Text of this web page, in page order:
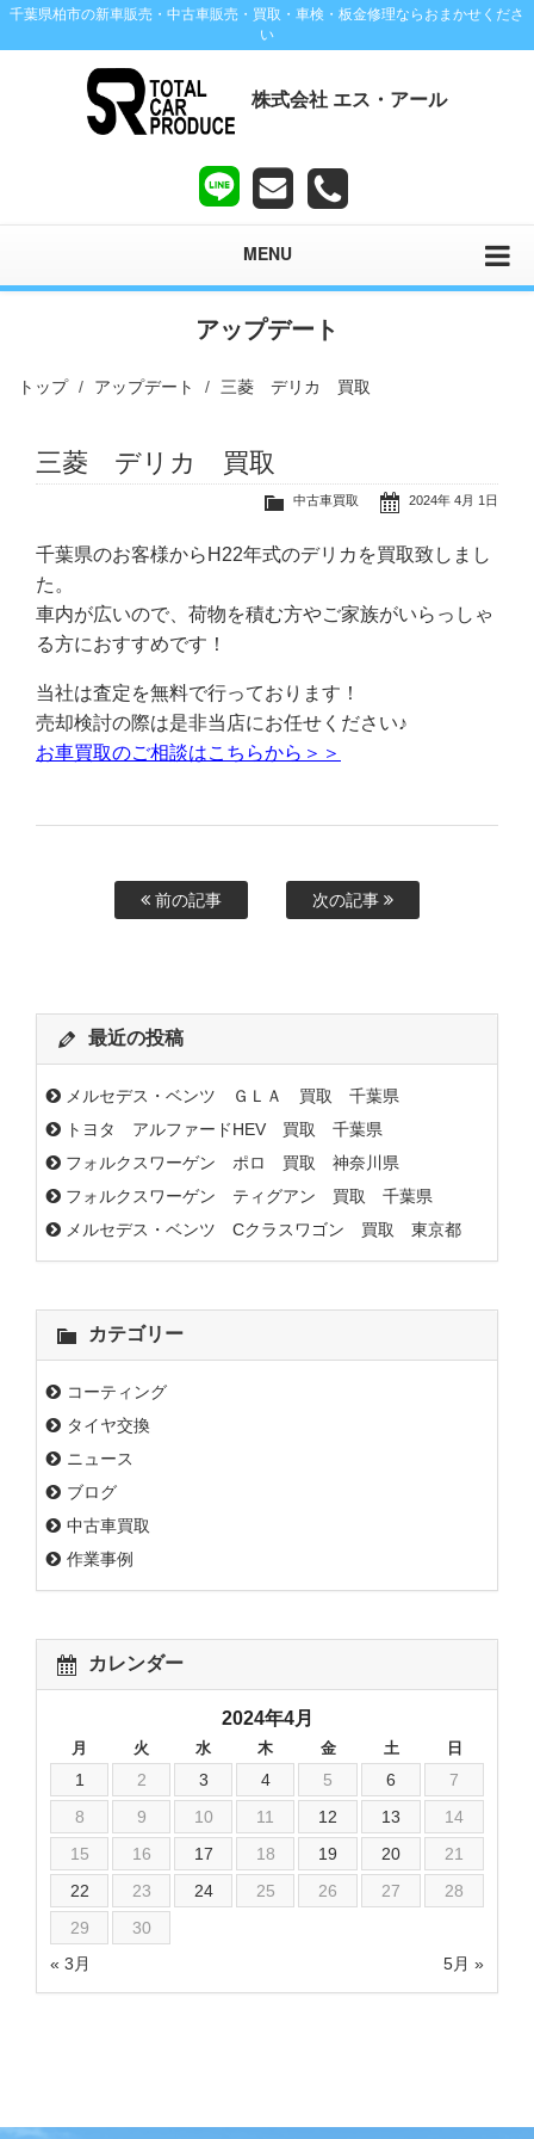
千葉県柏市の新車販売・中古車販売・買取・車検・板金修理ならおまかせくださ
い
株式会社 エス・アール
MENU
アップデート
トップ アップデート 三菱 デリカ 買取
三菱 デリカ 買取
2024年 4月 1日
中古車買取
千葉県のお客様からH22年式のデリカを買取致しまし
た。
車内が広いので、荷物を積む方やご家族がいらっしゃ
る方におすすめです！
当社は査定を無料で行っております！
売却検討の際は是非当店にお任せください♪
お車買取のご相談はこちらから＞＞
前の記事 次の記事
最近の投稿
メルセデス・ベンツ ＧＬＡ 買取 千葉県
トヨタ アルファードHEV 買取 千葉県
フォルクスワーゲン ポロ 買取 神奈川県
フォルクスワーゲン ティグアン 買取 千葉県
メルセデス・ベンツ Cクラスワゴン 買取 東京都
カテゴリー
コーティング
タイヤ交換
ニュース
ブログ
中古車買取
作業事例
カレンダー
2024年4月
月 火 水 木 金 土 日
« 3月 5月 »
1 2 3 4 5 6
7
8
9 10 11 12 13
14
15
16 17 18 19 20
21
22
23 24 25 26 27
28
29
30